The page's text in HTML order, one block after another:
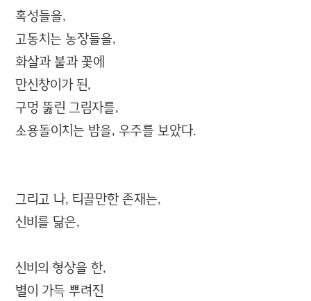
혹성들을,
고동치는 농장들을,
화살과 불과 꽃에
만신창이가 된,
구멍 뚫린 그림자를,
소용돌이치는 밤을, 우주를 보았다.
그리고 나, 티끌만한 존재는,
신비를 닮은,
신비의 형상을 한,
별이 가득 뿌려진